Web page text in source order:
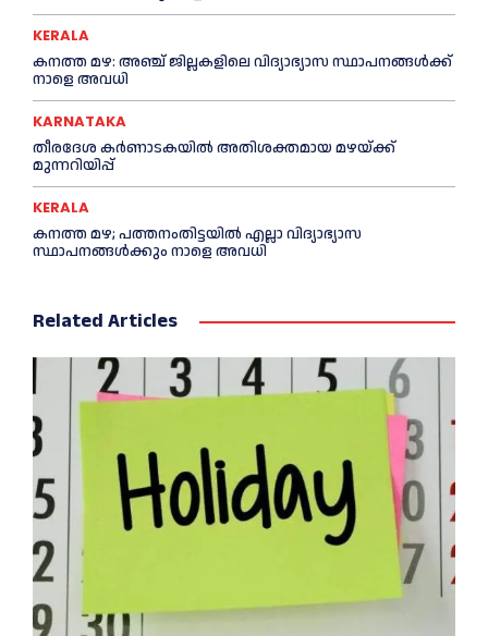
KERALA
കനത്ത മഴ: അഞ്ച് ജില്ലകളിലെ വിദ്യാഭ്യാസ സ്ഥാപനങ്ങൾക്ക്
നാളെ അവധി
KARNATAKA
തീരദേശ കർണാടകയിൽ അതിശക്തമായ മഴയ്ക്ക്
മുന്നറിയിപ്പ്
KERALA
കനത്ത മഴ; പത്തനംതിട്ടയില്‍ എല്ലാ വിദ്യാഭ്യാസ
സ്ഥാപനങ്ങള്‍ക്കും നാളെ അവധി
Related Articles